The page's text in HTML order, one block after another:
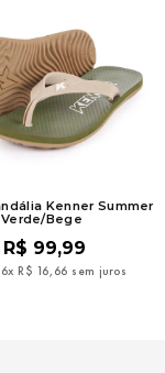
Kenner Summer
Verde/Bege
R$ 99,99
6x R$ 16, 66 sem juros